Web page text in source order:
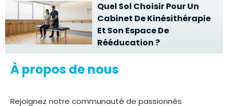
Quel Sol Choisir Pour Un
Cabinet De Kinésithérapie
Et Son Espace De
Rééducation ?
À propos de nous
Rejoignez notre communauté de passionnés